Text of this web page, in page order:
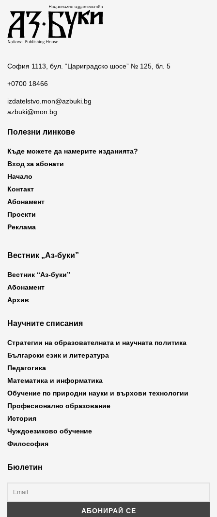
София 1113, бул. “Цариградско шосе” № 125, бл. 5
+0700 18466
izdatelstvo.mon@azbuki.bg
azbuki@mon.bg
Полезни линкове
Къде можете да намерите изданията?
Вход за абонати
Начало
Контакт
Абонамент
Проекти
Реклама
Вестник „Аз-буки”
Вестник “Аз-буки”
Абонамент
Архив
Научните списания
Стратегии на образователната и научната политика
Български език и литература
Педагогика
Математика и информатика
Обучение по природни науки и върхови технологии
Професионално образование
История
Чуждоезиково обучение
Философия
Бюлетин